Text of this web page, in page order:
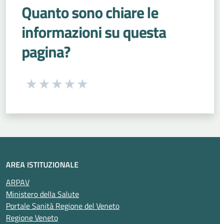
Quanto sono chiare le
informazioni su questa
pagina?
Seleziona una valutazione da 1 a 5 stelle
AREA ISTITUZIONALE
ARPAV
Ministero della Salute
Portale Sanità Regione del Veneto
Regione Veneto